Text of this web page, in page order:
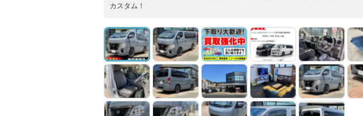
カスタム！